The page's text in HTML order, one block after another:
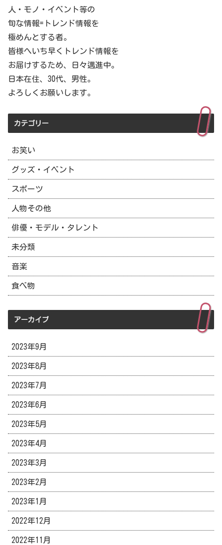
人・モノ・イベント等の
旬な情報=トレンド情報を
極めんとする者。
皆様へいち早くトレンド情報を
お届けするため、日々邁進中。
日本在住、30代、男性。
よろしくお願いします。
カテゴリー
お笑い
グッズ・イベント
スポーツ
人物その他
俳優・モデル・タレント
未分類
音楽
食べ物
アーカイブ
2023年9月
2023年8月
2023年7月
2023年6月
2023年5月
2023年4月
2023年3月
2023年2月
2023年1月
2022年12月
2022年11月